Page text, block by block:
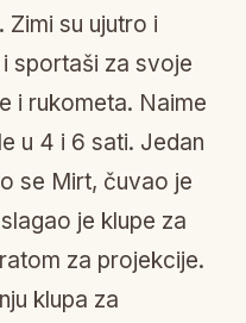
su ujutro i
sportaši za svoje
i rukometa. Naime
u 4 i 6 sati. Jedan
se Mirt, čuvao je
je klupe za
za projekcije.
klupa za